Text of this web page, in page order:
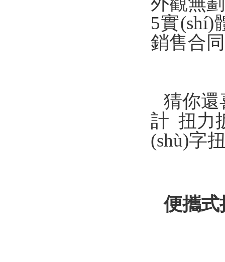
5實(shí)
銷售合同
猜你
計 扭力
(shù)字
便攜式